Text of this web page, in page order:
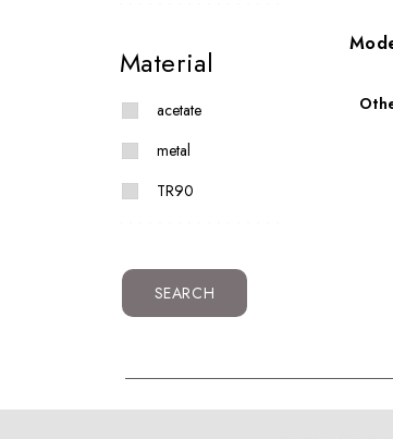
Material
acetate
metal
TR90
SEARCH